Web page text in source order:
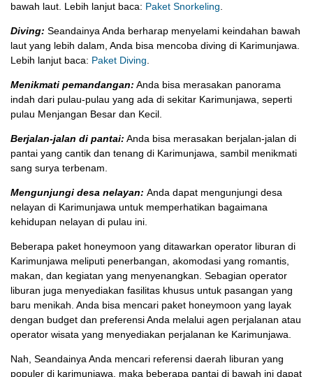
bawah laut. Lebih lanjut baca: Paket Snorkeling.
Diving: Seandainya Anda berharap menyelami keindahan bawah
laut yang lebih dalam, Anda bisa mencoba diving di Karimunjawa.
Lebih lanjut baca: Paket Diving.
Menikmati pemandangan: Anda bisa merasakan panorama
indah dari pulau-pulau yang ada di sekitar Karimunjawa, seperti
pulau Menjangan Besar dan Kecil.
Berjalan-jalan di pantai: Anda bisa merasakan berjalan-jalan di
pantai yang cantik dan tenang di Karimunjawa, sambil menikmati
sang surya terbenam.
Mengunjungi desa nelayan: Anda dapat mengunjungi desa
nelayan di Karimunjawa untuk memperhatikan bagaimana
kehidupan nelayan di pulau ini.
Beberapa paket honeymoon yang ditawarkan operator liburan di
Karimunjawa meliputi penerbangan, akomodasi yang romantis,
makan, dan kegiatan yang menyenangkan. Sebagian operator
liburan juga menyediakan fasilitas khusus untuk pasangan yang
baru menikah. Anda bisa mencari paket honeymoon yang layak
dengan budget dan preferensi Anda melalui agen perjalanan atau
operator wisata yang menyediakan perjalanan ke Karimunjawa.
Nah, Seandainya Anda mencari referensi daerah liburan yang
populer di karimunjawa, maka beberapa pantai di bawah ini dapat